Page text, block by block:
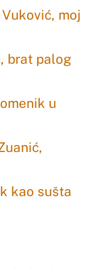
moj
brat palog
u
kao sušta